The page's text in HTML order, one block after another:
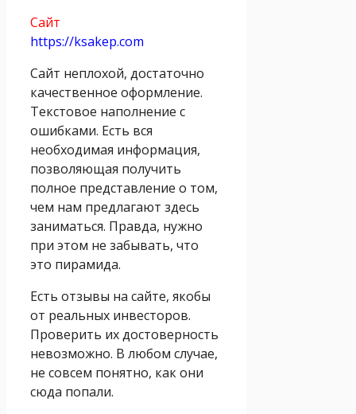
Сайт
https://ksakep.com
Сайт неплохой, достаточно
качественное оформление.
Текстовое наполнение с
ошибками. Есть вся
необходимая информация,
позволяющая получить
полное представление о том,
чем нам предлагают здесь
заниматься. Правда, нужно
при этом не забывать, что
это пирамида.
Есть отзывы на сайте, якобы
от реальных инвесторов.
Проверить их достоверность
невозможно. В любом случае,
не совсем понятно, как они
сюда попали.